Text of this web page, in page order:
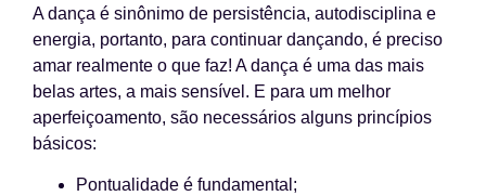
A dança é sinônimo de persistência, autodisciplina e
energia, portanto, para continuar dançando, é preciso
amar realmente o que faz! A dança é uma das mais
belas artes, a mais sensível. E para um melhor
aperfeiçoamento, são necessários alguns princípios
básicos:
Pontualidade é fundamental;